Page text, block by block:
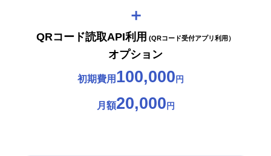
＋
QRコード読取API利用 (QRコード受付アプリ利用）
オプション
初期費用 100,000 円
月額20,000 円